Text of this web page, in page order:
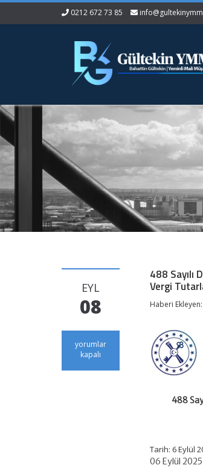
0212 672 73 85
EYL
08
488
Sayılı
yorumlar
kapalı
488 Sayılı
Vergi
Haberi Ekleyen:
488
Tarih: 6 Eylül
06 Eylül